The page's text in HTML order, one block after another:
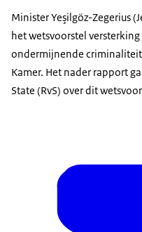
Minister Yeşilgöz-Zegerius
het wetsvoorstel
ondermijnende criminaliteit
Kamer. Het nader rapport
State (RvS) over dit